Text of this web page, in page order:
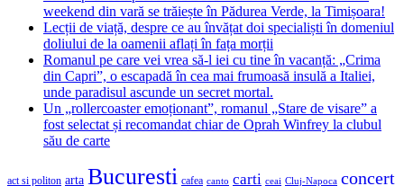
weekend din vară se trăiește în Pădurea Verde, la Timișoara!
Lecții de viață, despre ce au învățat doi specialiști în domeniul
doliului de la oamenii aflați în fața morții
Romanul pe care vei vrea să-l iei cu tine în vacanță: „Crima
din Capri”, o escapadă în cea mai frumoasă insulă a Italiei,
unde paradisul ascunde un secret mortal.
Un „rollercoaster emoționant”, romanul „Stare de visare” a
fost selectat și recomandat chiar de Oprah Winfrey la clubul
său de carte
act si politon arta Bucuresti cafea canto carti ceai Cluj-Napoca concert